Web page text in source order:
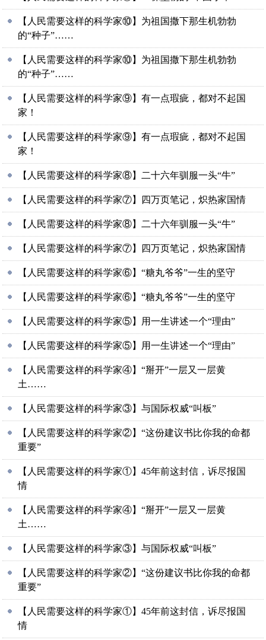
【人民需要这样的科学家⑩】为祖国撒下那生机勃勃
的“种子”……
【人民需要这样的科学家⑩】为祖国撒下那生机勃勃
的“种子”……
【人民需要这样的科学家⑨】有一点瑕疵，都对不起国
家！
【人民需要这样的科学家⑨】有一点瑕疵，都对不起国
家！
【人民需要这样的科学家⑧】二十六年驯服一头“牛”
【人民需要这样的科学家⑦】四万页笔记，炽热家国情
【人民需要这样的科学家⑧】二十六年驯服一头“牛”
【人民需要这样的科学家⑦】四万页笔记，炽热家国情
【人民需要这样的科学家⑥】“糖丸爷爷”一生的坚守
【人民需要这样的科学家⑥】“糖丸爷爷”一生的坚守
【人民需要这样的科学家⑤】用一生讲述一个“理由”
【人民需要这样的科学家⑤】用一生讲述一个“理由”
【人民需要这样的科学家④】“掰开”一层又一层黄
土……
【人民需要这样的科学家③】与国际权威“叫板”
【人民需要这样的科学家②】“这份建议书比你我的命都
重要”
【人民需要这样的科学家①】45年前这封信，诉尽报国
情
【人民需要这样的科学家④】“掰开”一层又一层黄
土……
【人民需要这样的科学家③】与国际权威“叫板”
【人民需要这样的科学家②】“这份建议书比你我的命都
重要”
【人民需要这样的科学家①】45年前这封信，诉尽报国
情